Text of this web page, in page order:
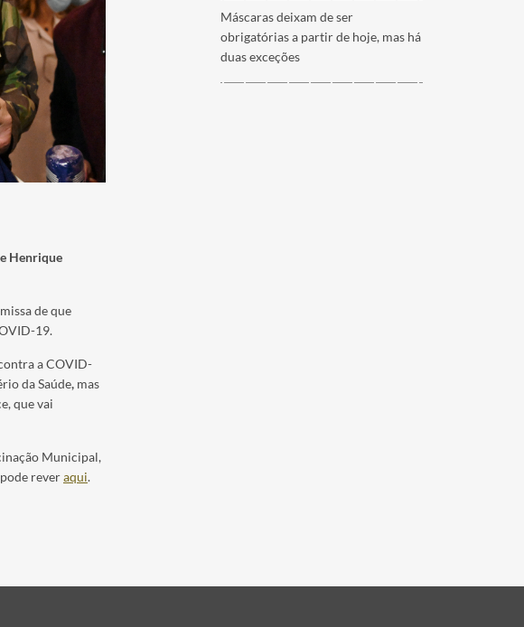
Henrique
de que
19.
a COVID-
da Saúde, mas
que vai
Municipal,
reveraqui.
Máscaras deixam de ser
obrigatórias a partir de hoje, mas há
duas exceções